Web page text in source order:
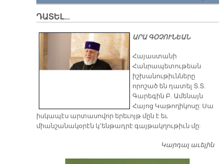
ԴԱՏԵԼ…
ԱՐԱ ԳՕՉՈՒՆԵԱՆ
​Հայաստանի
Հանրապետութեան
իշխանութիւնները
որոշած են դատել Տ.Տ.
Գարեգին Բ. Ամենայն
Հայոց Կաթողիկոսը: Սա
իսկապէս արտասովոր երեւոյթ մըն է եւ
միանշանակօրէն կ՚ենթադրէ գայթակղութիւն մը:
Կարդալ աւելին